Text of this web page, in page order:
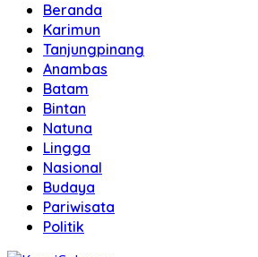
Beranda
Karimun
Tanjungpinang
Anambas
Batam
Bintan
Natuna
Lingga
Nasional
Budaya
Pariwisata
Politik